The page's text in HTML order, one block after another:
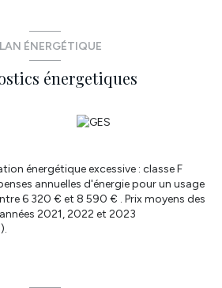
190 000€ honoraires 9 900 €. Laissez
Réseau immobilier ATYMO FRANCE
- 0766276715
france.com
agent commercial
ÉNERGÉTIQUE
énergetiques
énergétique excessive : classe F
annuelles d'énergie pour un usage
6 320 € et 8 590 € . Prix moyens des
2021, 2022 et 2023